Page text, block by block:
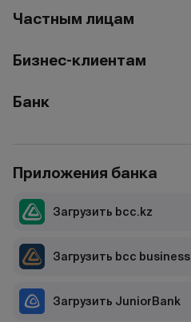
Частным лицам
Бизнес-клиентам
Банк
Приложения банка
Загрузить bcc.kz
Загрузить bcc business
Загрузить JuniorBank